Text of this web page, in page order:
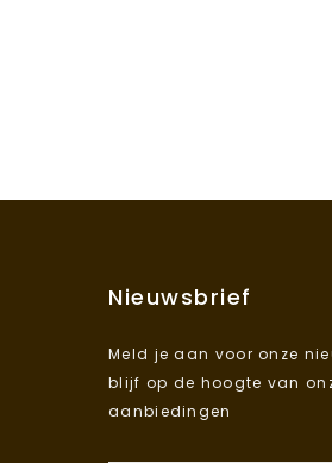
Nieuwsbrief
Meld je aan voor onze
blijf op de hoogte van
aanbiedingen